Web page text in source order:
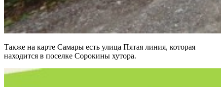
Также на карте Самары есть улица Пятая линия, которая
находится в поселке Сорокины хутора.